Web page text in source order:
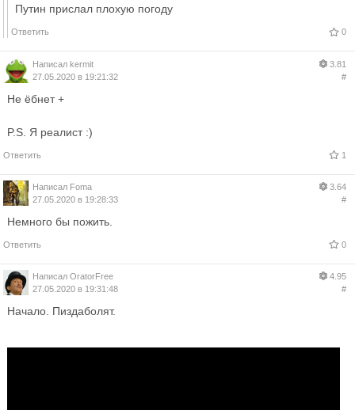
Путин прислал плохую погоду
Ответить 0
Написал kermit
27.05.2020 в 19:21:32
3.81
#
Не ёбнет +
P.S. Я реалист :)
Ответить 1
Написал Foma
27.05.2020 в 19:28:33
3.64
#
Немного бы пожить.
Ответить 0
Написал OratorFree
27.05.2020 в 19:31:48
4.95
#
Начало. Пиздаболят.